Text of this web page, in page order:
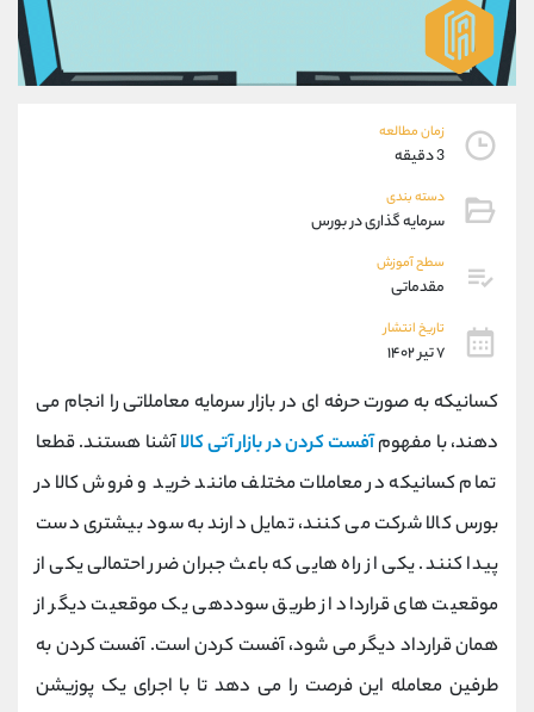
زمان مطالعه
3 دقیقه
دسته بندی
سرمایه گذاری در بورس
سطح آموزش
مقدماتی
تاریخ انتشار
۷ تیر ۱۴۰۲
کسانیکه به صورت حرفه ای در بازار سرمایه معاملاتی را انجام می
دهند، با مفهومآفست کردن در بازار آتی کالاآشنا هستند. قطعا
تمام کسانیکه در معاملات مختلف مانند خرید و فروش کالا در
بورس کالا شرکت می کنند، تمایل دارند به سود بیشتری دست
پیدا کنند. یکی از راه هایی که باعث جبران ضرر احتمالی یکی از
موقعیت های قرارداد از طریق سوددهی یک موقعیت دیگر از
همان قرارداد دیگر می شود، آفست کردن است. آفست کردن به
طرفین معامله این فرصت را می دهد تا با اجرای یک پوزیشن
واتساپ
تلگرام @Armteam_admin_por
پشتیبان فروش
موبایل
واتساپ
داخلی
اطلاعات تماس
تلفن 021-22021030
بدون پیش شماره 90001030
اینستاگرام @alireza.mehrabii
کانال تلگرام @alirezamehrabi_com